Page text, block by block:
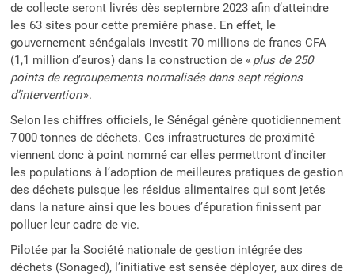
de collecte seront livrés dès septembre 2023 afin d’atteindre
les 63 sites pour cette première phase. En effet, le
gouvernement sénégalais investit 70 millions de francs CFA
(1,1 million d’euros) dans la construction de « plus de 250
points de regroupements normalisés dans sept régions
d’intervention».
Selon les chiffres officiels, le Sénégal génère quotidiennement
7 000 tonnes de déchets. Ces infrastructures de proximité
viennent donc à point nommé car elles permettront d’inciter
les populations à l’adoption de meilleures pratiques de gestion
des déchets puisque les résidus alimentaires qui sont jetés
dans la nature ainsi que les boues d’épuration finissent par
polluer leur cadre de vie.
Pilotée par la Société nationale de gestion intégrée des
déchets (Sonaged), l’initiative est sensée déployer, aux dires de